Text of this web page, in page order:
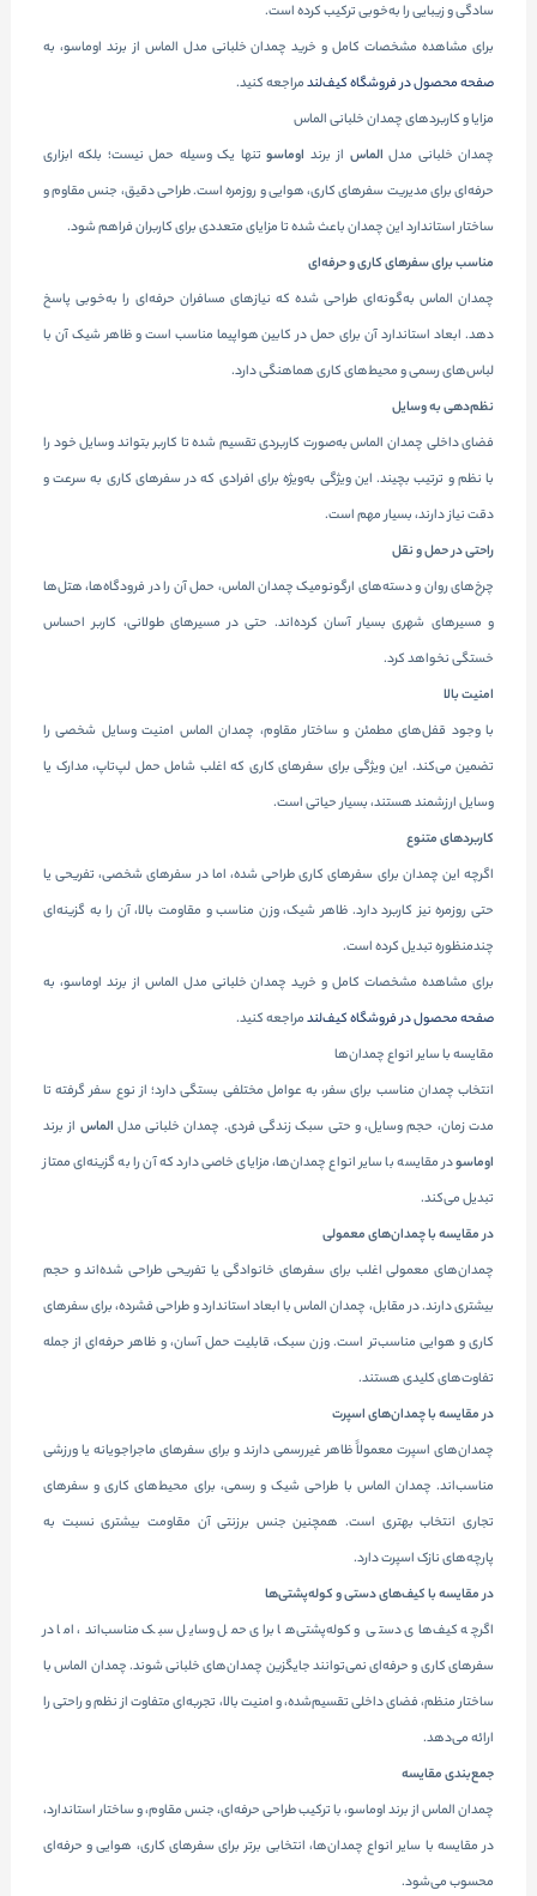
سادگی و زیبایی را به‌خوبی ترکیب کرده است.
برای مشاهده مشخصات کامل و خرید چمدان خلبانی مدل الماس از برند اوماسو، به
صفحه محصول در فروشگاه کیف‌لندمراجعه کنید.
مزایا و کاربردهای چمدان خلبانی الماس
چمدان خلبانی مدل الماس از برند اوماسوتنها یک وسیله حمل نیست؛ بلکه ابزاری
حرفه‌ای برای مدیریت سفرهای کاری، هوایی و روزمره است. طراحی دقیق، جنس مقاوم و
ساختار استاندارد این چمدان باعث شده تا مزایای متعددی برای کاربران فراهم شود.
مناسب برای سفرهای کاری و حرفه‌ای
چمدان الماس به‌گونه‌ای طراحی شده که نیازهای مسافران حرفه‌ای را به‌خوبی پاسخ
دهد. ابعاد استاندارد آن برای حمل در کابین هواپیما مناسب است و ظاهر شیک آن با
لباس‌های رسمی و محیط‌های کاری هماهنگی دارد.
نظم‌دهی به وسایل
فضای داخلی چمدان الماس به‌صورت کاربردی تقسیم شده تا کاربر بتواند وسایل خود را
با نظم و ترتیب بچیند. این ویژگی به‌ویژه برای افرادی که در سفرهای کاری به سرعت و
دقت نیاز دارند، بسیار مهم است.
راحتی در حمل و نقل
چرخ‌های روان و دسته‌های ارگونومیک چمدان الماس، حمل آن را در فرودگاه‌ها، هتل‌ها
و مسیرهای شهری بسیار آسان کرده‌اند. حتی در مسیرهای طولانی، کاربر احساس
خستگی نخواهد کرد.
امنیت بالا
با وجود قفل‌های مطمئن و ساختار مقاوم، چمدان الماس امنیت وسایل شخصی را
تضمین می‌کند. این ویژگی برای سفرهای کاری که اغلب شامل حمل لپ‌تاپ، مدارک یا
وسایل ارزشمند هستند، بسیار حیاتی است.
کاربردهای متنوع
اگرچه این چمدان برای سفرهای کاری طراحی شده، اما در سفرهای شخصی، تفریحی یا
حتی روزمره نیز کاربرد دارد. ظاهر شیک، وزن مناسب و مقاومت بالا، آن را به گزینه‌ای
چندمنظوره تبدیل کرده است.
برای مشاهده مشخصات کامل و خرید چمدان خلبانی مدل الماس از برند اوماسو، به
صفحه محصول در فروشگاه کیف‌لندمراجعه کنید.
مقایسه با سایر انواع چمدان‌ها
انتخاب چمدان مناسب برای سفر، به عوامل مختلفی بستگی دارد؛ از نوع سفر گرفته تا
مدت زمان، حجم وسایل، و حتی سبک زندگی فردی. چمدان خلبانی مدل الماس از برند
اوماسودر مقایسه با سایر انواع چمدان‌ها، مزایای خاصی دارد که آن را به گزینه‌ای ممتاز
تبدیل می‌کند.
در مقایسه با چمدان‌های معمولی
چمدان‌های معمولی اغلب برای سفرهای خانوادگی یا تفریحی طراحی شده‌اند و حجم
بیشتری دارند. در مقابل، چمدان الماس با ابعاد استاندارد و طراحی فشرده، برای سفرهای
کاری و هوایی مناسب‌تر است. وزن سبک، قابلیت حمل آسان، و ظاهر حرفه‌ای از جمله
تفاوت‌های کلیدی هستند.
در مقایسه با چمدان‌های اسپرت
چمدان‌های اسپرت معمولاً ظاهر غیررسمی دارند و برای سفرهای ماجراجویانه یا ورزشی
مناسب‌اند. چمدان الماس با طراحی شیک و رسمی، برای محیط‌های کاری و سفرهای
تجاری انتخاب بهتری است. همچنین جنس برزنتی آن مقاومت بیشتری نسبت به
پارچه‌های نازک اسپرت دارد.
در مقایسه با کیف‌های دستی و کوله‌پشتی‌ها
اگرچه کیف‌های دستی و کوله‌پشتی‌ها برای حمل وسایل سبک مناسب‌اند، اما در
سفرهای کاری و حرفه‌ای نمی‌توانند جایگزین چمدان‌های خلبانی شوند. چمدان الماس با
ساختار منظم، فضای داخلی تقسیم‌شده، و امنیت بالا، تجربه‌ای متفاوت از نظم و راحتی را
ارائه می‌دهد.
جمع‌بندی مقایسه
چمدان الماس از برند اوماسو، با ترکیب طراحی حرفه‌ای، جنس مقاوم، و ساختار استاندارد،
در مقایسه با سایر انواع چمدان‌ها، انتخابی برتر برای سفرهای کاری، هوایی و حرفه‌ای
محسوب می‌شود.